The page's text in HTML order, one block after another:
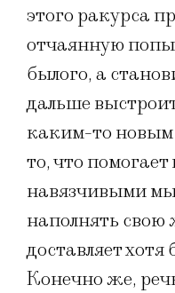
этого ракурса
отчаянную
былого, а
дальше
каким-то
то, что
навязчивыми
наполнять свою
доставляет
Конечно же,